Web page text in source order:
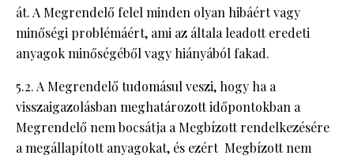
át. A Megrendelő felel minden olyan hibáért vagy
minőségi problémáért, ami az általa leadott eredeti
anyagok minőségéből vagy hiányából fakad.
5.2. A Megrendelő tudomásul veszi, hogy ha a
visszaigazolásban meghatározott időpontokban a
Megrendelő nem bocsátja a Megbízott rendelkezésére
a megállapított anyagokat, és ezért Megbízott nem